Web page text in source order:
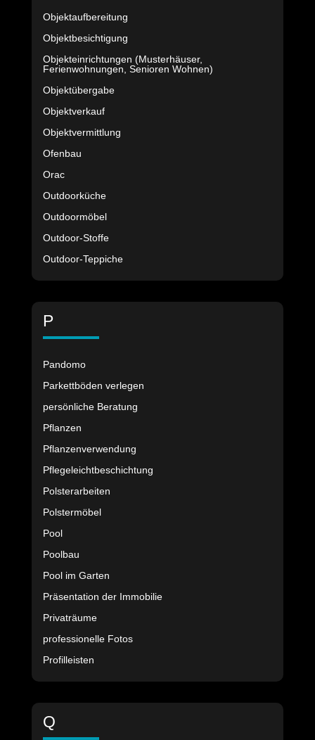
Objektaufbereitung
Objektbesichtigung
Objekteinrichtungen (Musterhäuser,
Ferienwohnungen, Senioren Wohnen)
Objektübergabe
Objektverkauf
Objektvermittlung
Ofenbau
Orac
Outdoorküche
Outdoormöbel
Outdoor-Stoffe
Outdoor-Teppiche
P
Pandomo
Parkettböden verlegen
persönliche Beratung
Pflanzen
Pflanzenverwendung
Pflegeleichtbeschichtung
Polsterarbeiten
Polstermöbel
Pool
Poolbau
Pool im Garten
Präsentation der Immobilie
Privaträume
professionelle Fotos
Profilleisten
Q